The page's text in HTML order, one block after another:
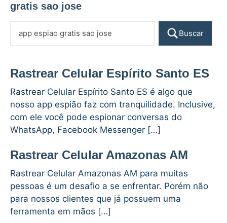
gratis sao jose
Buscar
Rastrear Celular Espírito Santo ES
Rastrear Celular Espírito Santo ES é algo que
nosso app espião faz com tranquilidade. Inclusive,
com ele você pode espionar conversas do
WhatsApp, Facebook Messenger […]
Rastrear Celular Amazonas AM
Rastrear Celular Amazonas AM para muitas
pessoas é um desafio a se enfrentar. Porém não
para nossos clientes que já possuem uma
ferramenta em mãos […]